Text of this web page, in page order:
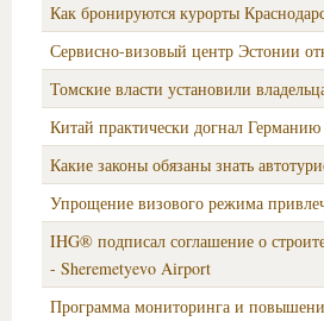
Как бронируются курорты
Сервисно-визовый центр Эстонии
Томские власти установили
Китай практически догнал
Какие законы обязаны знать
Упрощение визового режима
IHG® подписал соглашение о
- Sheremetyevo Airport
Программа мониторинга и